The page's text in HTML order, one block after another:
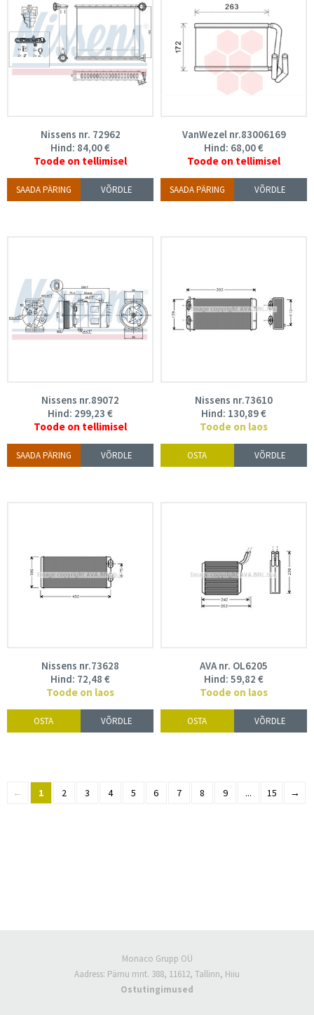
Nissens nr. 72962
Hind: 84,00€
Toode on tellimisel
SAADA PÄRING VÕRDLE
VanWezel nr.83006169
Hind: 68,00€
Toode on tellimisel
SAADA PÄRING VÕRDLE
Nissens nr.89072
Hind: 299,23 €
Toode on tellimisel
SAADA PÄRING VÕRDLE
Nissens nr.73610
Hind: 130,89€
Toode on laos
OSTA VÕRDLE
Nissens nr.73628
Hind: 72,48 €
Toode on laos
OSTA VÕRDLE
AVA nr. OL6205
Hind: 59,82 €
Toode on laos
OSTA VÕRDLE
← 1 2 3 4 5 6 7 8 9 ... 15 →
Monaco Grupp OÜ
Aadress: Pärnu mnt. 388, 11612, Tallinn, Hiiu
Ostutingimused